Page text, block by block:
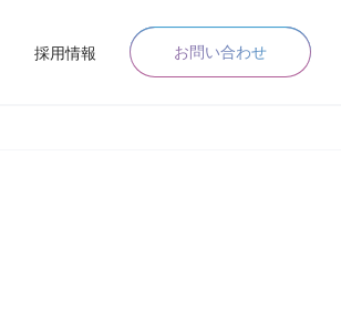
採用情報 お問い合わせ